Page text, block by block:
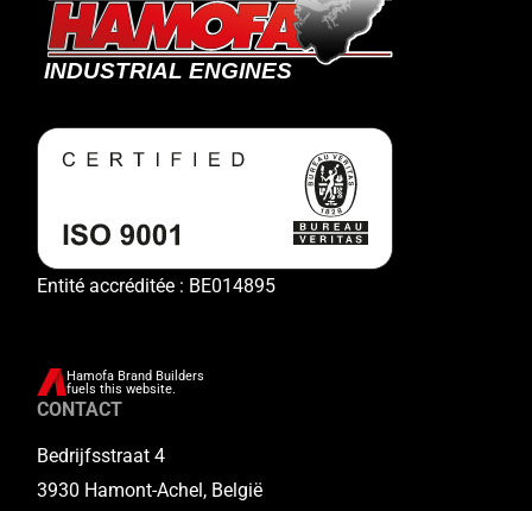
Entité accréditée : BE014895
Hamofa Brand Builders
fuels this website.
CONTACT
Bedrijfsstraat 4
3930 Hamont-Achel, België